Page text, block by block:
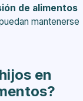
de alimentos
mantenerse
en